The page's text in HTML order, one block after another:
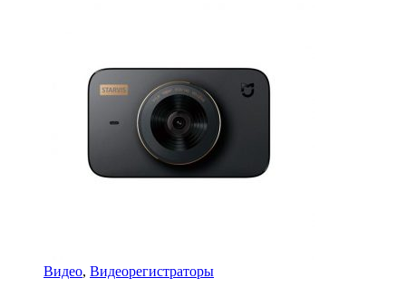
Видео, Видеорегистраторы